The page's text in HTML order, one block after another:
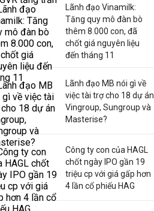
Lãnh đạo Vinamilk:
Tăng quy mô đàn bò
thêm 8.000 con, đã
chốt giá nguyên liệu
đến tháng 11
Lãnh đạo MB nói gì về
việc tài trợ cho 18 dự án
Vingroup, Sungroup và
Masterise?
Công ty con của HAGL
chốt ngày IPO gần 19
triệu cp với giá gấp hơn
4 lần cổ phiếu HAG